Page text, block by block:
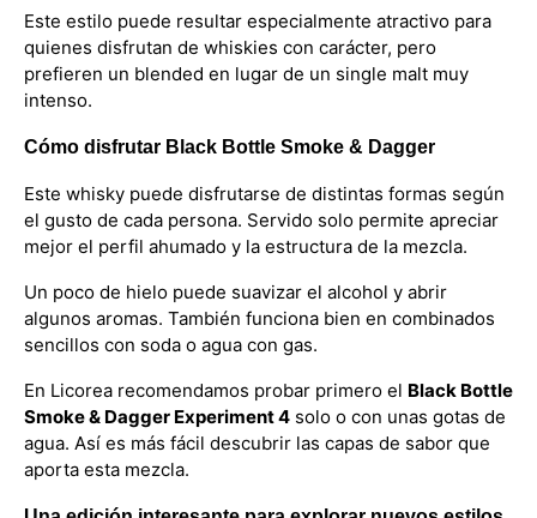
Este estilo puede resultar especialmente atractivo para
quienes disfrutan de whiskies con carácter, pero
prefieren un blended en lugar de un single malt muy
intenso.
Cómo disfrutar Black Bottle Smoke & Dagger
Este whisky puede disfrutarse de distintas formas según
el gusto de cada persona. Servido solo permite apreciar
mejor el perfil ahumado y la estructura de la mezcla.
Un poco de hielo puede suavizar el alcohol y abrir
algunos aromas. También funciona bien en combinados
sencillos con soda o agua con gas.
En Licorea recomendamos probar primero el Black Bottle
Smoke & Dagger Experiment 4 solo o con unas gotas de
agua. Así es más fácil descubrir las capas de sabor que
aporta esta mezcla.